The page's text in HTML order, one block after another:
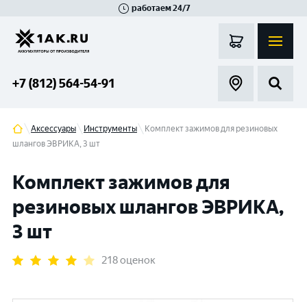
работаем 24/7
+7 (812) 564-54-91
Аксессуары Инструменты
Комплект зажимов для резиновых
шлангов ЭВРИКА, 3 шт
Комплект зажимов для
резиновых шлангов ЭВРИКА,
3 шт
218 оценок
Гатчина